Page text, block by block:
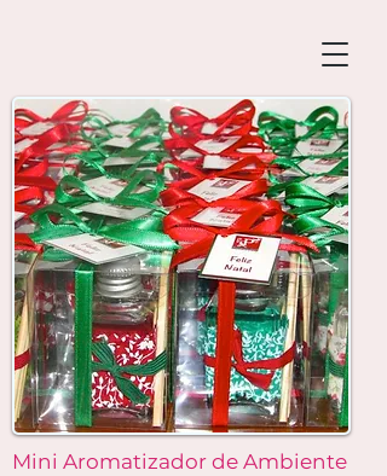
Mini Aromatizador de Ambiente